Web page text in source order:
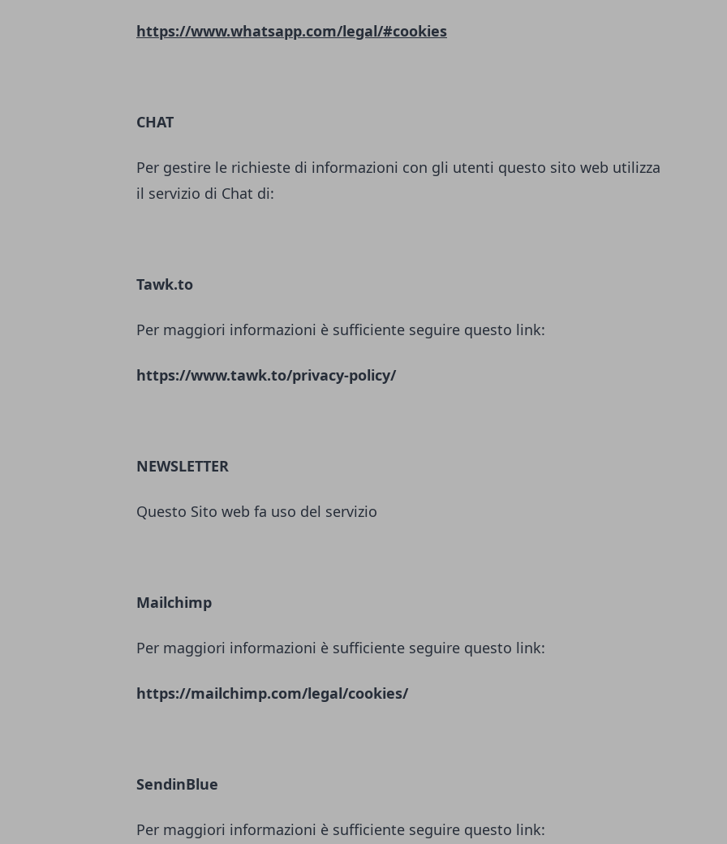
https://www.whatsapp.com/legal/#cookies
CHAT
Per gestire le richieste di informazioni con gli utenti questo sito web utilizza
il servizio di Chat di:
Tawk.to
Per maggiori informazioni è sufficiente seguire questo link:
https://www.tawk.to/privacy-policy/
NEWSLETTER
Questo Sito web fa uso del servizio
Mailchimp
Per maggiori informazioni è sufficiente seguire questo link:
https://mailchimp.com/legal/cookies/
SendinBlue
Per maggiori informazioni è sufficiente seguire questo link: